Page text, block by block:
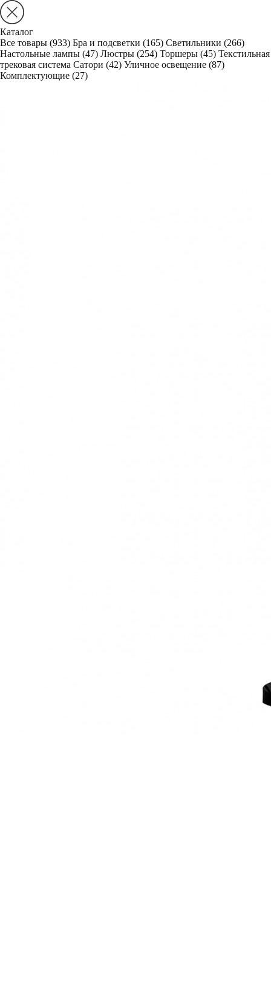
Каталог
Все товары (933) Бра и подсветки (165) Светильники (266)
Настольные лампы (47) Люстры (254) Торшеры (45) Текстильная
трековая система Сатори (42) Уличное освещение (87)
Комплектующие (27)